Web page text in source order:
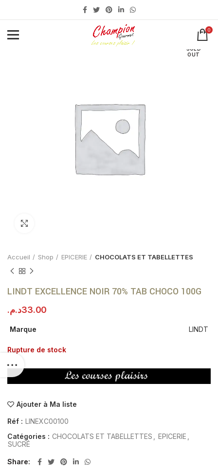
0
SOLD
OUT
Accueil Shop EPICERIE CHOCOLATS ET TABELLETTES
LINDT EXCELLENCE NOIR 70% TAB CHOCO 100G
33.00د.م.
Marque LINDT
Rupture de stock
Ajouter à Ma liste
Réf : LINEXC00100
Catégories : CHOCOLATS ET TABELLETTES EPICERIE
SUCRÉ
Share